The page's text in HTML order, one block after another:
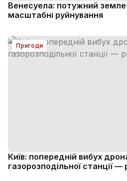
Венесуела: потужний
масштабні руйнування
Пригоди
Київ: попередній вибух
газорозподільної станції —